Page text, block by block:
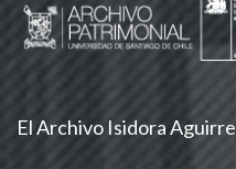
El Archivo Isidora Aguirre